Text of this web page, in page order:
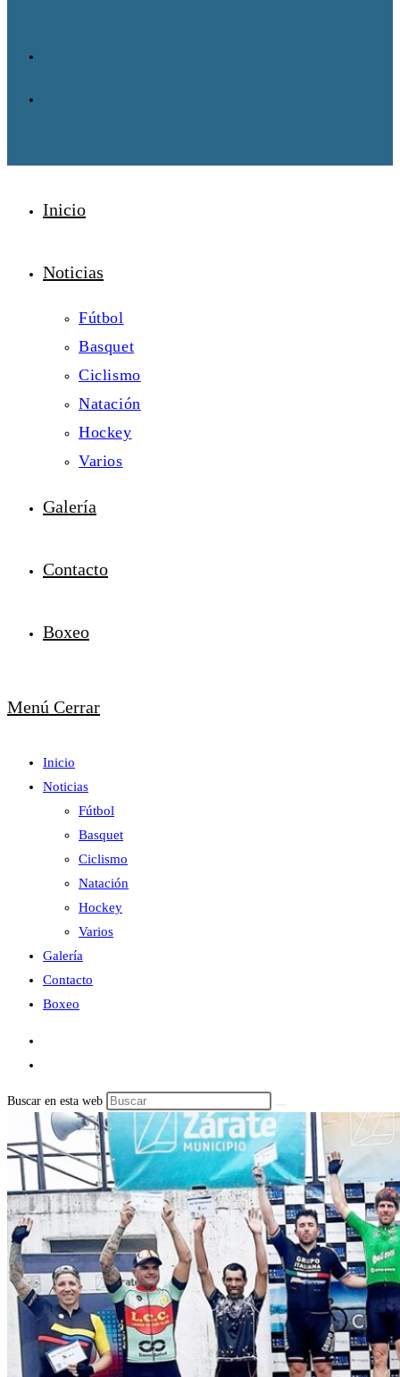
Inicio
Noticias
Fútbol
Basquet
Ciclismo
Natación
Hockey
Varios
Galería
Contacto
Boxeo
Menú Cerrar
Inicio
Noticias
Fútbol
Basquet
Ciclismo
Natación
Hockey
Varios
Galería
Contacto
Boxeo
Buscar en esta web